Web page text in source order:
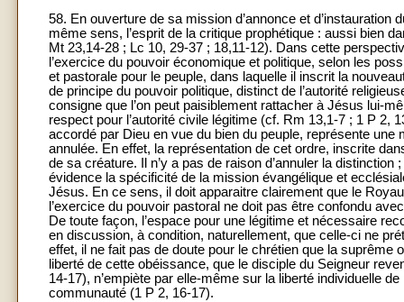
58. En ouverture de sa mission d’annonce et
même sens, l’esprit de la critique prophétique : aussi bien
Mt 23,14-28 ; Lc 10, 29-37 ; 18,11-12). Dans cette
l’exercice du pouvoir économique et politique, selon les
et pastorale pour le peuple, dans laquelle il inscrit la
de principe du pouvoir politique, distinct de l’autorité
consigne que l’on peut paisiblement rattacher à Jésus lui-
respect pour l’autorité civile légitime (cf. Rm 13,1-7 ; 1 P 2,
accordé par Dieu en vue du bien du peuple, représente une
annulée. En effet, la représentation de cet ordre, inscrite
de sa créature. Il n’y a pas de raison d’annuler la
évidence la spécificité de la mission évangélique et
Jésus. En ce sens, il doit apparaitre clairement que le
l’exercice du pouvoir pastoral ne doit pas être confondu
De toute façon, l’espace pour une légitime et nécessaire
en discussion, à condition, naturellement, que celle-ci ne
effet, il ne fait pas de doute pour le chrétien que la
liberté de cette obéissance, que le disciple du Seigneur
14-17), n’empiète par elle-même sur la liberté individuelle
communauté (1 P 2, 16-17).